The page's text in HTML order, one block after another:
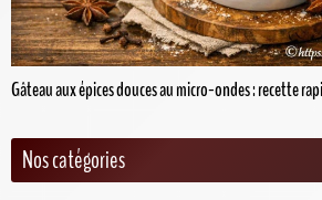
Gâteau aux épices douces au micro-ondes : recette
Nos catégories